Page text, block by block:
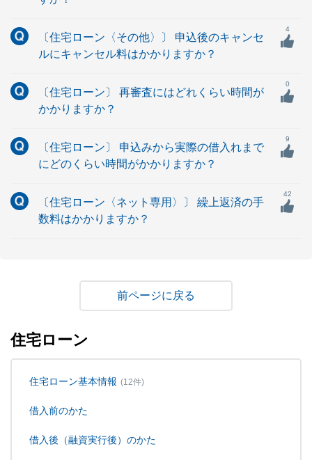
〔住宅ローン〈その他〉〕 申込後のキャンセ
ルにキャンセル料はかかりますか？
4
〔住宅ローン〕 再審査にはどれくらい時間が
かかりますか？
0
〔住宅ローン〕 申込みから実際の借入れまで
にどのくらい時間がかかりますか？
9
〔住宅ローン〈ネット専用〉〕 繰上返済の手
数料はかかりますか？
42
戻る
住宅ローン
住宅ローン基本情報 (12件)
借入前のかた
借入後（融資実行後）のかた